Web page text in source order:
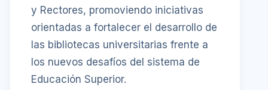
y Rectores, promoviendo iniciativas
orientadas a fortalecer el desarrollo de
las bibliotecas universitarias frente a
los nuevos desafíos del sistema de
Educación Superior.